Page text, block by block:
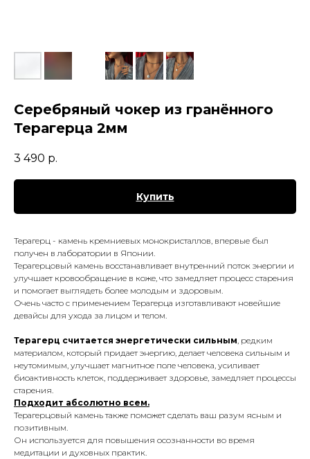
Серебряный чокер из гранённого
Терагерца 2мм
3 490 р.
Купить
Терагерц - камень кремниевых монокристаллов, впервые был
получен в лаборатории в Японии.
Терагерцовый камень восстанавливает внутренний поток энергии и
улучшает кровообращение в коже, что замедляет процесс старения
и помогает выглядеть более молодым и здоровым.
Очень часто с применением Терагерца изготавливают новейшие
девайсы для ухода за лицом и телом.
Терагерц считается энергетически сильным, редким
материалом, который придает энергию, делает человека сильным и
неутомимым, улучшает магнитное поле человека, усиливает
биоактивность клеток, поддерживает здоровье, замедляет процессы
старения.
Подходит абсолютно всем.
Терагерцовый камень также поможет сделать ваш разум ясным и
позитивным.
Он используется для повышения осознанности во время
медитации и духовных практик.